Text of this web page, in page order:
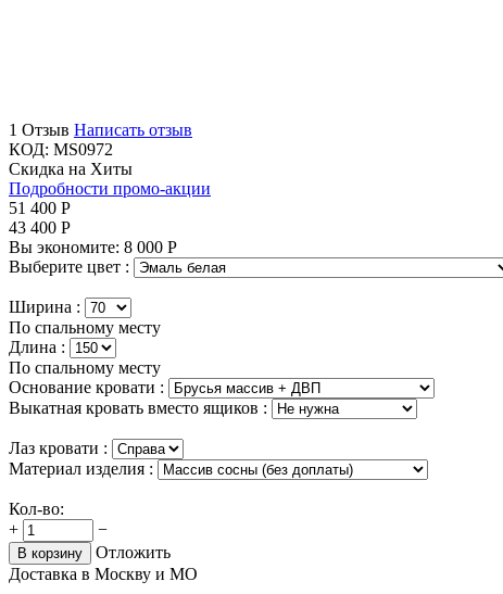
1 Отзыв Написать отзыв
КОД: MS0972
Скидка на Хиты
Подробности промо-акции
51 400 Р
43 400 Р
Вы экономите: 8 000 Р
Выберите цвет :
Ширина :
По спальному месту
Длина :
По спальному месту
Основание кровати :
Выкатная кровать вместо ящиков :
Лаз кровати :
Материал изделия :
Кол-во:
+
−
В корзину
Отложить
Доставка в Москву и МО